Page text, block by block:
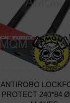
ANTIROBO
PROTECT 240*84